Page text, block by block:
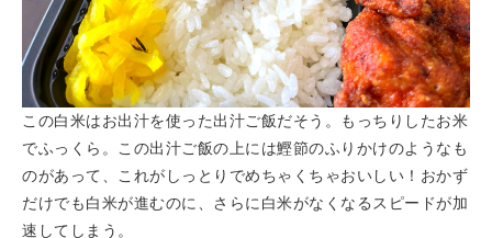
この白米はお出汁を使った出汁ご飯だそう。もっちりしたお米
でふっくら。この出汁ご飯の上には鰹節のふりかけのようなも
のがあって、これがしっとりでめちゃくちゃおいしい！おかず
だけでも白米が進むのに、さらに白米がなくなるスピードが加
速してしまう。